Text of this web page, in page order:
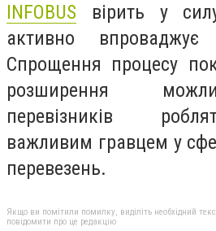
INFOBUS вірить у
активно
Спрощення процесу
розширення
перевізників
важливим гравцем у
перевезень.
Якщо ви помітили помилку, виділіть необхідний
повідомити про це редакцію